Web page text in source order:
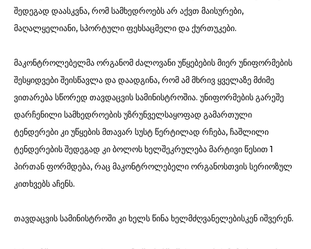
შედეგად დაასკვნა, რომ სამხედროებს არ აქვთ მაისურები,
მაღალყელიანი, სპორტული ფეხსაცმელი და ქურთუკები.
მაკონტროლებელმა ორგანომ ძალოვანი უწყებების მიერ უნიფორმების
შესყიდვები შეისწავლა და დაადგინა, რომ ამ მხრივ ყველაზე მძიმე
ვითარება სწორედ თავდაცვის სამინისტროშია. უნიფორმების გარეშე
დარჩენილი სამხედროების უზრუნველსაყოფად გამართული
ტენდერები კი უწყების მთავარ სუსტ წერტილად რჩება, ჩაშლილი
ტენდერების შედეგად კი ბოლოს ხელშეკრულება მარტივი წესით 1
პირთან ფორმდება, რაც მაკონტროლებელი ორგანოსთვის სერიოზულ
კითხვებს აჩენს.
თავდაცვის სამინისტროში კი ხელს წინა ხელმძღვანელებისკენ იშვერენ.